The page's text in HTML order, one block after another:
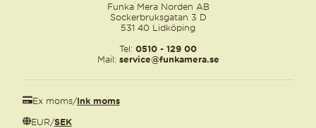
Funka Mera Norden AB
Sockerbruksgatan 3 D
531 40 Lidköping
Tel: 0510 - 129 00
Mail: service@funkamera.se
Ex moms/Ink moms
EUR/SEK